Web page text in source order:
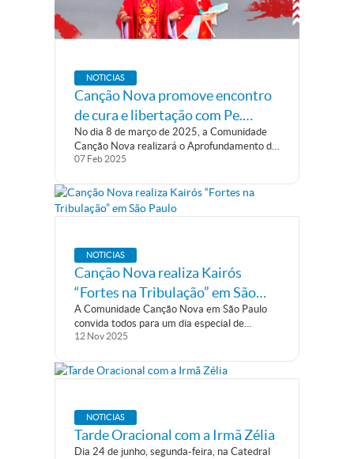
NOTICIAS
Canção Nova promove encontro
de cura e libertação com Pe.
Marlon Múcio, inspiração do
filme "Milagre Vivo"
No dia 8 de março de 2025, a Comunidade
Canção Nova realizará o Aprofundamento de
Cura e Libertação, com o tema “Libertos pelo
8h às 18h, na Catedral Maronita Nossa
Senhora do Líbano,...
07 Feb 2025
NOTICIAS
Canção Nova realiza Kairós
“Fortes na Tribulação” em São
Paulo
A Comunidade Canção Nova em São Paulo
convida todos para um dia especial de
encontro com Deus por meio da oração e de
“Fortes na Tribulação” acontecerá no dia 6 de
dezembro, das...
12 Nov 2025
NOTICIAS
Tarde Oracional com a Irmã Zélia
Dia 24 de junho, segunda-feira, na Catedral